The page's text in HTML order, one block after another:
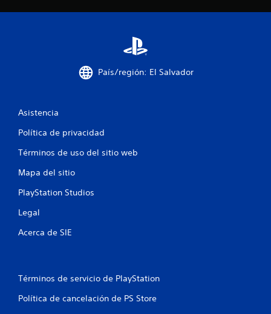
País/región: El Salvador
Asistencia
Política de privacidad
Términos de uso del sitio web
Mapa del sitio
PlayStation Studios
Legal
Acerca de SIE
Términos de servicio de PlayStation
Política de cancelación de PS Store